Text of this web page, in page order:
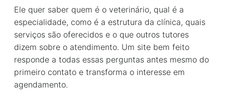
Ele quer saber quem é o veterinário, qual é a
especialidade, como é a estrutura da clínica, quais
serviços são oferecidos e o que outros tutores
dizem sobre o atendimento. Um site bem feito
responde a todas essas perguntas antes mesmo do
primeiro contato e transforma o interesse em
agendamento.